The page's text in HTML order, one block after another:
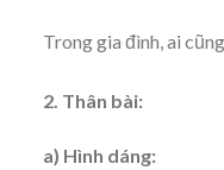
Trong gia đình, ai
2. Thân bài:
a) Hình dáng: